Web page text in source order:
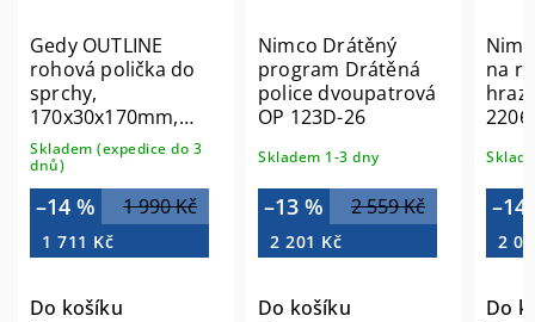
Gedy OUTLINE
rohová polička do
sprchy,
170x30x170mm,
chrom 3283
Skladem (expedice do 3
dnů)
1 990 Kč
–14 %
1 711 Kč
Do košíku
Nimco Drátěný
program Drátěná
police dvoupatrová
OP 123D-26
Skladem 1-3 dny
2 559 Kč
–13 %
2 201 Kč
Do košíku
na
–14
2
Do